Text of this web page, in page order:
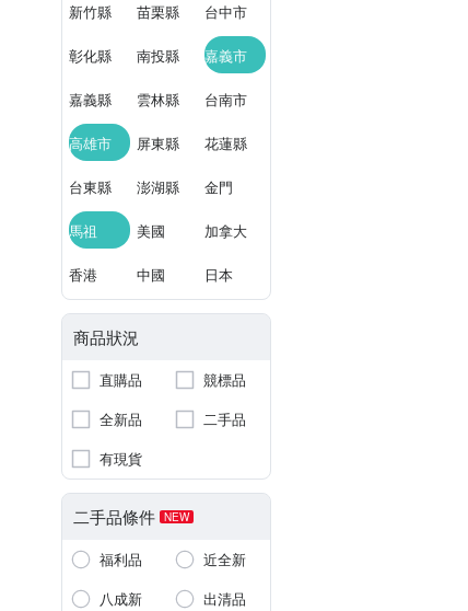
新竹縣 苗栗縣 台中市
彰化縣 南投縣 嘉義市
嘉義縣 雲林縣 台南市
高雄市 屏東縣 花蓮縣
台東縣 澎湖縣 金門
馬祖 美國 加拿大
香港 中國 日本
商品狀況
直購品
競標品
全新品
二手品
有現貨
二手品條件 NEW
福利品
近全新
八成新
出清品